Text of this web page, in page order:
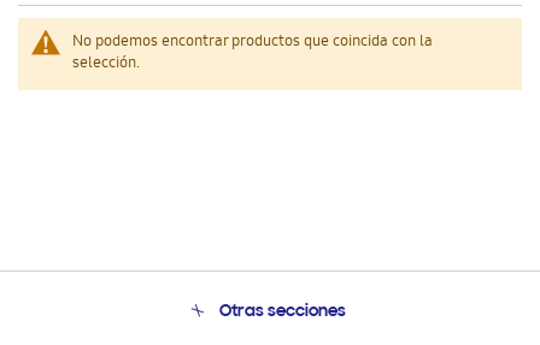
No podemos encontrar productos que coincida con la
selección.
Otras secciones